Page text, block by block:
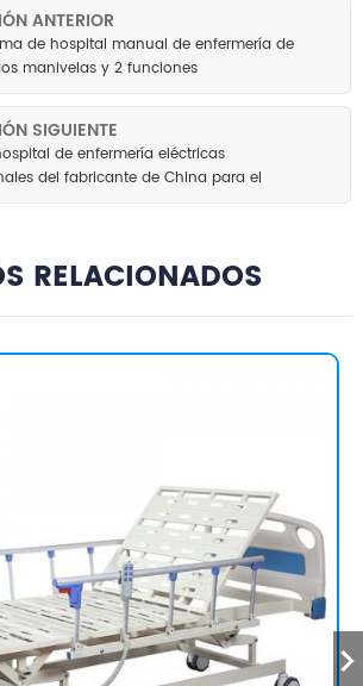
ANTERIOR
de hospital manual de enfermería de
manivelas y 2 funciones
SIGUIENTE
de enfermería eléctricas
del fabricante de China para el
del asilo de ancianos
RELACIONADOS